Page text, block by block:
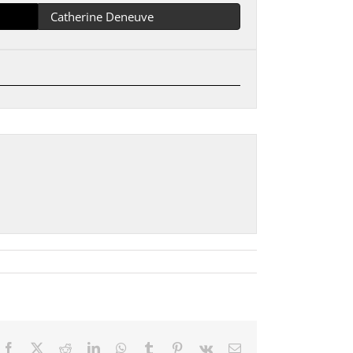
Catherine Deneuve
Facebook RedditLinkedInWhatsApp
Tumblr Pinterest
Vk Email